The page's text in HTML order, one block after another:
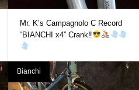
Mr. K’s Campagnolo C Record
“BIANCHI x4” Crank‼
Bianchi